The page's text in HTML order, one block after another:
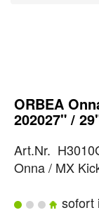
ORBEA
202027" /
Art.Nr.
Onna / MX
sofort